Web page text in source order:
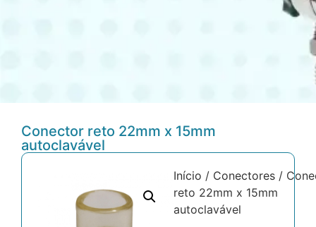
Conector reto 22mm x 15mm
autoclavável
Início / Conectores /
reto 22mm x 15mm
autoclavável